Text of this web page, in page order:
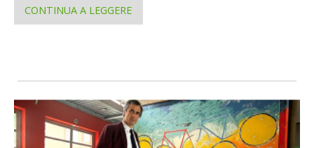
CONTINUA A LEGGERE